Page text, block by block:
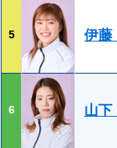
5 伊
6 山